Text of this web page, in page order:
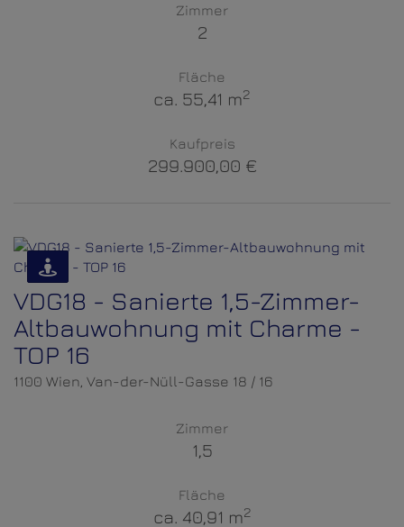
Zimmer
2
Fläche
ca. 55,41 m2
Kaufpreis
299.900,00 €
VDG18 - Sanierte 1,5-Zimmer-
Altbauwohnung mit Charme -
TOP 16
1100 Wien , Van-der-Nüll-Gasse 18 / 16
Zimmer
1,5
Fläche
ca. 40,91 m2